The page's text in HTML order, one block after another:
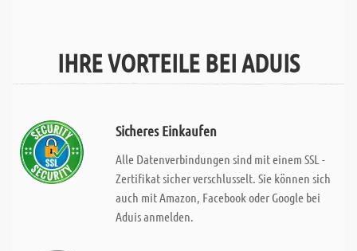
IHRE VORTEILE BEI ADUIS
Sicheres Einkaufen
Alle Datenverbindungen sind mit einem SSL -
Zertifikat sicher verschlusselt. Sie können sich
auch mit Amazon, Facebook oder Google bei
Aduis anmelden.